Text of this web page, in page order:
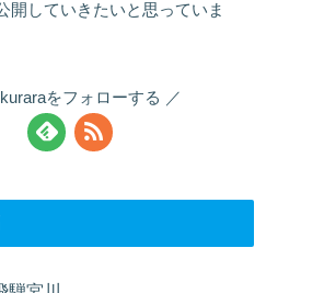
開していきたいと思っていま
をフォローする